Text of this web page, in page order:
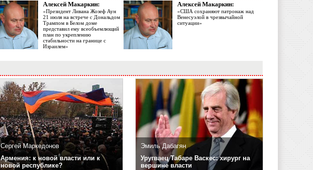
Алексей Макаркин:
«Президент Ливана Жозеф Аун
21 июля на встрече с Дональдом
Трампом в Белом доме
представил ему всеобъемлющий
план по укреплению
стабильности на границе с
Израилем»
Алексей Макаркин:
«США сохраняют патронаж над
Венесуэлой в чрезвычайной
ситуации»
Сергей Маркедонов
Армения: к новой власти или к
новой республике?
Эмиль Дабагян
Уругваец Табаре Васкес: хирург на
вершине власти